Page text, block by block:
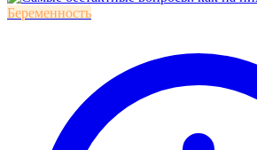
Беременность